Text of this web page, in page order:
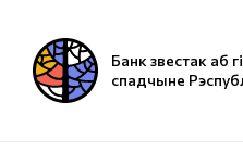
Банк звестак аб
спадчыне